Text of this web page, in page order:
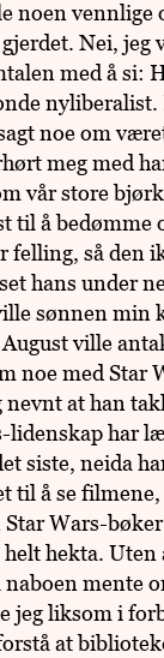
noen venn­lige
Nei, jeg
med å si:
nyli­be­ra­list.
noe om
meg med
vår store
til å bedømme
fel­ling, så den
hans under
sønnen min
ville
noe med Star
nevnt at han
liden­skap har
siste, neida
til å se
Star Wars-
hekta. Uten
naboen mente
jeg liksom i
at